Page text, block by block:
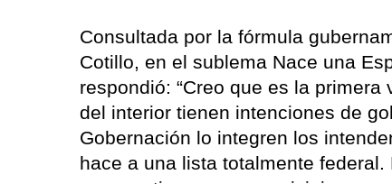
Consultada por la fórmula
Cotillo, en el sublema Nace una
respondió: “Creo que es la
del interior tienen intenciones de
Gobernación lo integren los
hace a una lista totalmente